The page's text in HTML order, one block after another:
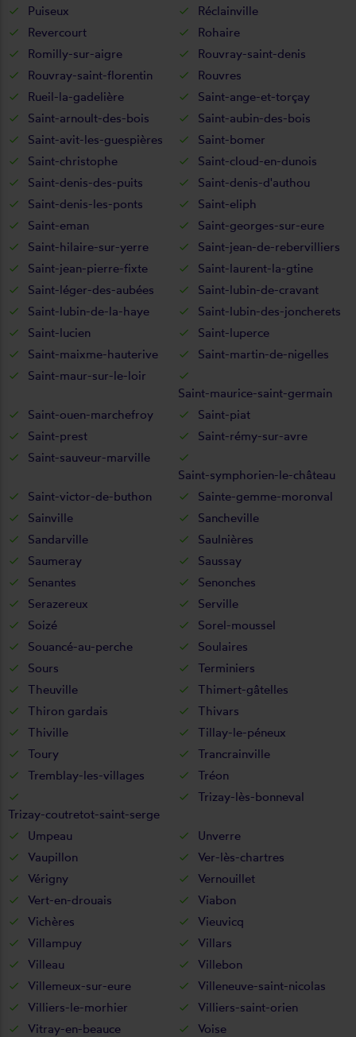
Puiseux
Réclainville
Revercourt
Rohaire
Romilly-sur-aigre
Rouvray-saint-denis
Rouvray-saint-florentin
Rouvres
Rueil-la-gadelière
Saint-ange-et-torçay
Saint-arnoult-des-bois
Saint-aubin-des-bois
Saint-avit-les-guespières
Saint-bomer
Saint-christophe
Saint-cloud-en-dunois
Saint-denis-des-puits
Saint-denis-d'authou
Saint-denis-les-ponts
Saint-eliph
Saint-eman
Saint-georges-sur-eure
Saint-hilaire-sur-yerre
Saint-jean-de-rebervilliers
Saint-jean-pierre-fixte
Saint-laurent-la-gtine
Saint-léger-des-aubées
Saint-lubin-de-cravant
Saint-lubin-de-la-haye
Saint-lubin-des-joncherets
Saint-lucien
Saint-luperce
Saint-maixme-hauterive
Saint-martin-de-nigelles
Saint-maur-sur-le-loir
Saint-maurice-saint-germain
Saint-ouen-marchefroy
Saint-piat
Saint-prest
Saint-rémy-sur-avre
Saint-sauveur-marville
Saint-symphorien-le-château
Saint-victor-de-buthon
Sainte-gemme-moronval
Sainville
Sancheville
Sandarville
Saulnières
Saumeray
Saussay
Senantes
Senonches
Serazereux
Serville
Soizé
Sorel-moussel
Souancé-au-perche
Soulaires
Sours
Terminiers
Theuville
Thimert-gâtelles
Thiron gardais
Thivars
Thiville
Tillay-le-péneux
Toury
Trancrainville
Tremblay-les-villages
Tréon
Trizay-coutretot-saint-serge
Trizay-lès-bonneval
Umpeau
Unverre
Vaupillon
Ver-lès-chartres
Vérigny
Vernouillet
Vert-en-drouais
Viabon
Vichères
Vieuvicq
Villampuy
Villars
Villeau
Villebon
Villemeux-sur-eure
Villeneuve-saint-nicolas
Villiers-le-morhier
Villiers-saint-orien
Vitray-en-beauce
Voise